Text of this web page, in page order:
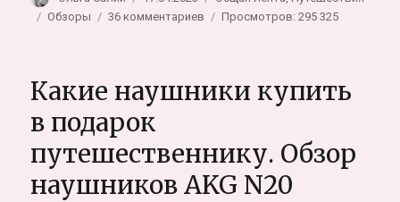
Метки
Обзоры 36 комментариев
7-
Таиланде:
где
купить
Просмотров: 295 325
Какие наушники купить
в подарок
путешественнику. Обзор
наушников AKG N20